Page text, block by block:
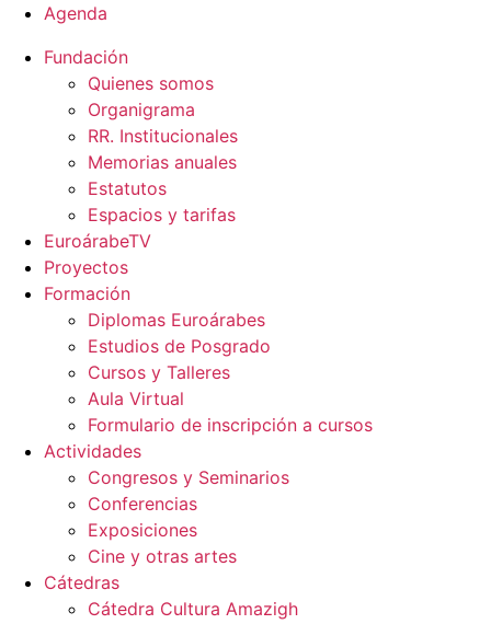
Agenda
Fundación
Quienes somos
Organigrama
RR. Institucionales
Memorias anuales
Estatutos
Espacios y tarifas
EuroárabeTV
Proyectos
Formación
Diplomas Euroárabes
Estudios de Posgrado
Cursos y Talleres
Aula Virtual
Formulario de inscripción a cursos
Actividades
Congresos y Seminarios
Conferencias
Exposiciones
Cine y otras artes
Cátedras
Cátedra Cultura Amazigh